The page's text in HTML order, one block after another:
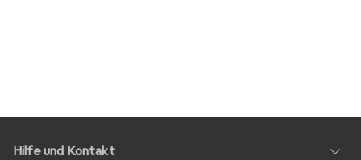
Hilfe und Kontakt